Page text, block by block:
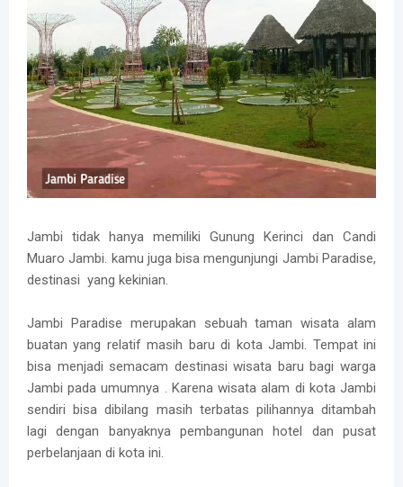
Jambi tidak hanya memiliki Gunung Kerinci dan Candi
Muaro Jambi. kamu juga bisa mengunjungi Jambi Paradise,
destinasi yang kekinian.
Jambi Paradise merupakan sebuah taman wisata alam
buatan yang relatif masih baru di kota Jambi. Tempat ini
bisa menjadi semacam destinasi wisata baru bagi warga
Jambi pada umumnya . Karena wisata alam di kota Jambi
sendiri bisa dibilang masih terbatas pilihannya ditambah
lagi dengan banyaknya pembangunan hotel dan pusat
perbelanjaan di kota ini.